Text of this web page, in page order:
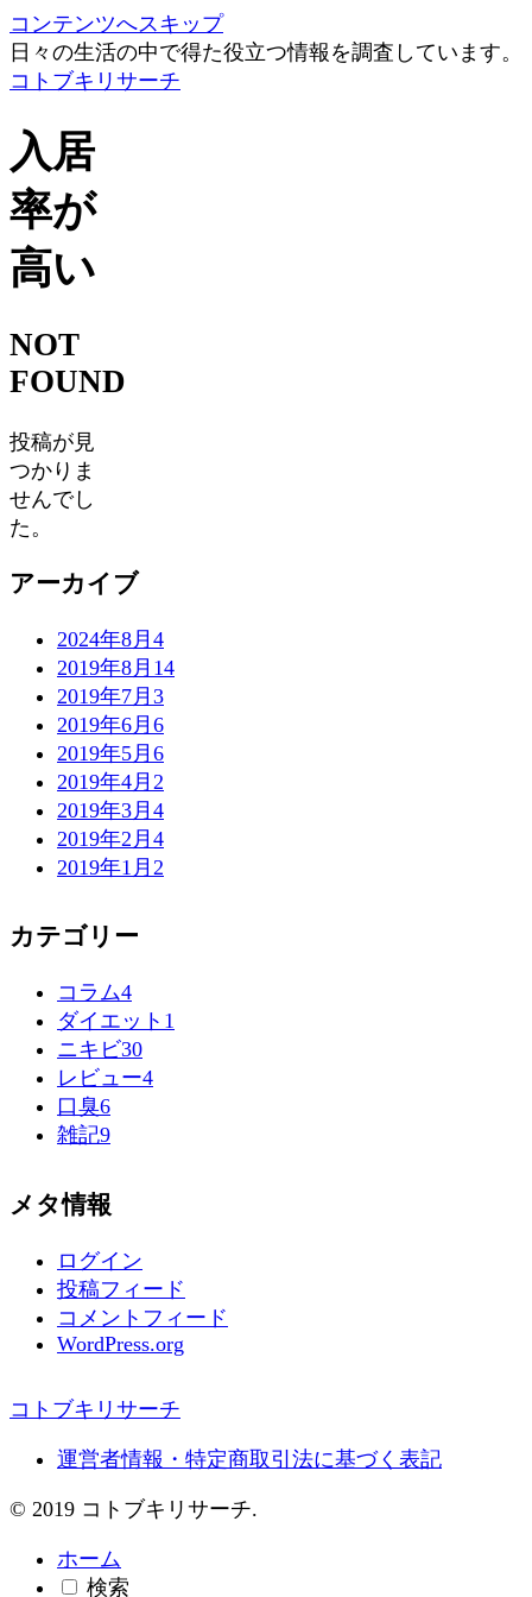
コンテンツへスキップ
日々の生活の中で得た役立つ情報を調査しています。
コトブキリサーチ
入居
率が
高い
NOT
FOUND
投稿が見
つかりま
せんでし
た。
アーカイブ
2024年8月 4
2019年8月 14
2019年7月 3
2019年6月 6
2019年5月 6
2019年4月 2
2019年3月 4
2019年2月 4
2019年1月 2
カテゴリー
コラム4
ダイエット 1
ニキビ30
レビュー4
口臭6
雑記9
メタ情報
ログイン
投稿フィード
コメントフィード
WordPress.org
コトブキリサーチ
運営者情報・特定商取引法に基づく表記
© 2019 コトブキリサーチ.
ホーム
検索